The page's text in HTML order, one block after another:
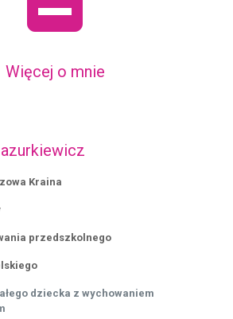
Więcej o mnie
Kraina
przedszkolnego
dziecka z wychowaniem